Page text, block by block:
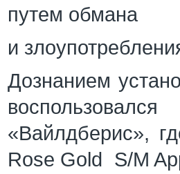
путем обмана
и
Дознанием
«Вайлдберис»,
Rose Gold S/M